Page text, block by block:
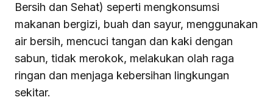
Bersih dan Sehat) seperti mengkonsumsi
makanan bergizi, buah dan sayur, menggunakan
air bersih, mencuci tangan dan kaki dengan
sabun, tidak merokok, melakukan olah raga
ringan dan menjaga kebersihan lingkungan
sekitar.